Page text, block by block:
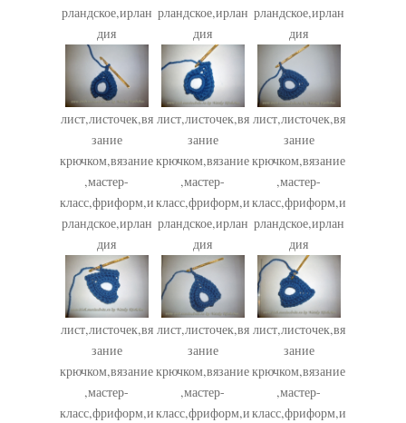
рландское,ирлан
дия
рландское,ирлан
дия
рландское,ирлан
дия
лист,листочек,вя
зание
крючком,вязание
,мастер-
класс,фриформ,и
рландское,ирлан
дия
лист,листочек,вя
зание
крючком,вязание
,мастер-
класс,фриформ,и
рландское,ирлан
дия
лист,листочек,вя
зание
крючком,вязание
,мастер-
класс,фриформ,и
рландское,ирлан
дия
лист,листочек,вя
зание
крючком,вязание
,мастер-
класс,фриформ,и
лист,листочек,вя
зание
крючком,вязание
,мастер-
класс,фриформ,и
лист,листочек,вя
зание
крючком,вязание
,мастер-
класс,фриформ,и